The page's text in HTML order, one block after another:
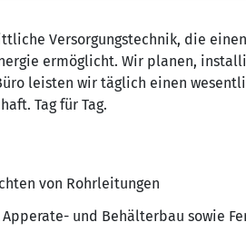
Versorgungstechnik, die
ermöglicht. Wir planen,
leisten wir täglich einen
Tag für Tag.
von Rohrleitungen
und Behälterbau sowie